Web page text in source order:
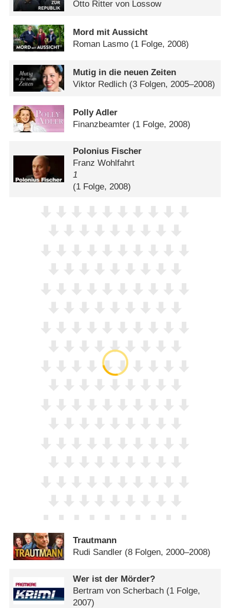
Otto Ritter von Lossow
Mord mit Aussicht
Roman Lasmo (1 Folge, 2008)
Mutig in die neuen Zeiten
Viktor Redlich (3 Folgen, 2005–2008)
Polly Adler
Finanzbeamter (1 Folge, 2008)
Polonius Fischer
Franz Wohlfahrt
1
(1 Folge, 2008)
Trautmann
Rudi Sandler (8 Folgen, 2000–2008)
Wer ist der Mörder?
Bertram von Scherbach (1 Folge,
2007)